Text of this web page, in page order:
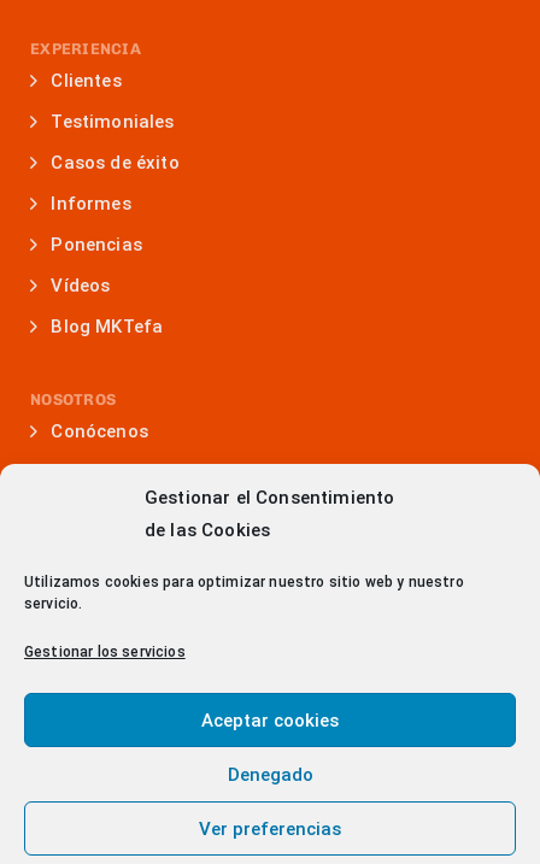
Gestionar el Consentimiento
de las Cookies
Utilizamos cookies para optimizar nuestro sitio web y nuestro
servicio.
Gestionar los servicios
Aceptar cookies
Denegado
Ver preferencias
EXPERIENCIA
Clientes
Testimoniales
Casos de éxito
Informes
Ponencias
Vídeos
Blog MKTefa
NOSOTROS
Conócenos
Presencia en medios
> Política de Privacidad
© 2023 Copyright - DITRENDIA